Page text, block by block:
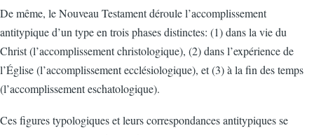
De même, le Nouveau Testament déroule l’accomplissement
antitypique d’un type en trois phases distinctes: (1) dans la vie du
Christ (l’accomplissement christologique), (2) dans l’expérience de
l’Église (l’accomplissement ecclésiologique), et (3) à la fin des temps
(l’accomplissement eschatologique).
Ces figures typologiques et leurs correspondances antitypiques se